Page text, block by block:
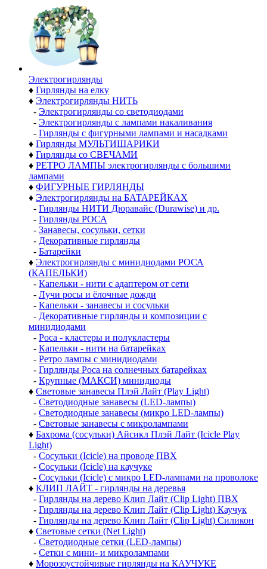
Электро­гирлянды
♦ Гирлянды на елку
♦ Электрогирлянды НИТЬ
- Электрогирлянды со светодиодами
- Электрогирлянды с лампами накаливания
- Гирлянды с фигурными лампами и насадками
♦ Гирлянды МУЛЬТИШАРИКИ
♦ Гирлянды со СВЕЧАМИ
♦ РЕТРО ЛАМПЫ электрогирлянды с большими
лампами
♦ ФИГУРНЫЕ ГИРЛЯНДЫ
♦ Электрогирлянды на БАТАРЕЙКАХ
- Гирлянды НИТИ Дюравайс (Durawise) и др.
- Гирлянды РОСА
- Занавесы, сосульки, сетки
- Декоративные гирлянды
- Батарейки
♦ Электрогирлянды с минидиодами РОСА
(КАПЕЛЬКИ)
- Капельки - нити с адаптером от сети
- Лучи росы и ёлочные дожди
- Капельки - занавесы и сосульки
- Декоративные гирлянды и композиции с
минидиодами
- Роса - кластеры и полукластеры
- Капельки - нити на батарейках
- Ретро лампы с минидиодами
- Гирлянды Роса на солнечных батарейках
- Крупные (МАКСИ) минидиоды
♦ Световые занавесы Плэй Лайт (Play Light)
- Светодиодные занавесы (LED-лампы)
- Светодиодные занавесы (микро LED-лампы)
- Световые занавесы с микролампами
♦ Бахрома (сосульки) Айсикл Плэй Лайт (Icicle Play
Light)
- Сосульки (Icicle) на проводе ПВХ
- Сосульки (Icicle) на каучуке
- Сосульки (Icicle) с микро LED-лампами на проволоке
♦ КЛИП ЛАЙТ - гирлянды на деревья
- Гирлянды на дерево Клип Лайт (Clip Light) ПВХ
- Гирлянды на дерево Клип Лайт (Clip Light) Каучук
- Гирлянды на дерево Клип Лайт (Clip Light) Силикон
♦ Световые сетки (Net Light)
- Светодиодные сетки (LED-лампы)
- Сетки с мини- и микролампами
♦ Морозоустойчивые гирлянды на КАУЧУКЕ